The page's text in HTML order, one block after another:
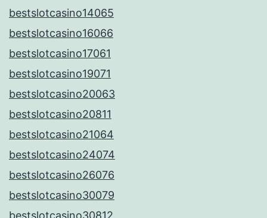
bestslotcasino14065
bestslotcasino16066
bestslotcasino17061
bestslotcasino19071
bestslotcasino20063
bestslotcasino20811
bestslotcasino21064
bestslotcasino24074
bestslotcasino26076
bestslotcasino30079
bestslotcasino30812